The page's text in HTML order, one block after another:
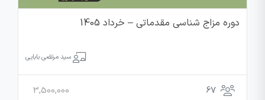
دوره مزاج شناسی مقدماتی – خرداد 1405
سید مرتضی بابایی
67
3,500,000